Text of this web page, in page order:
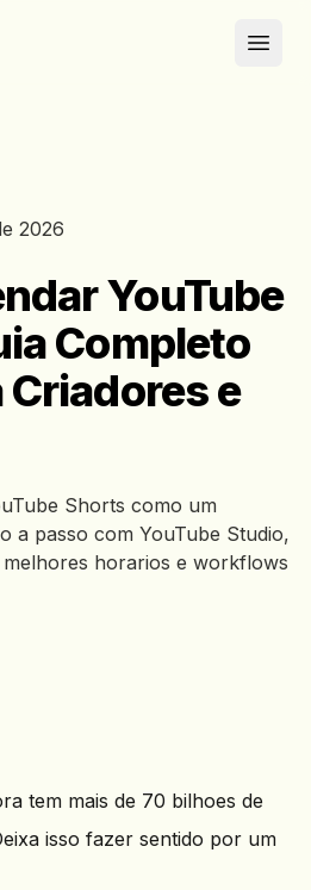
Open
2026
YouTube
Completo
e
Shorts como um
a passo com YouTube Studio,
horarios e workflows
tem mais de 70 bilhoes de
isso fazer sentido por um